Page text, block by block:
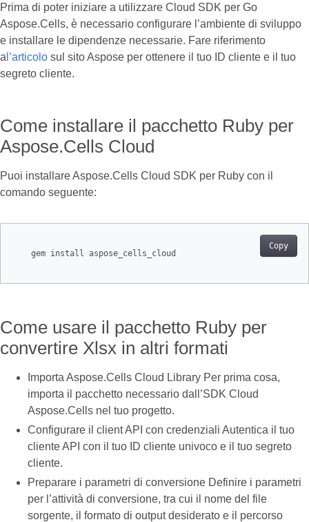
Prima di poter iniziare a utilizzare Cloud SDK per Go
Aspose.Cells, è necessario configurare l’ambiente di sviluppo
e installare le dipendenze necessarie. Fare riferimento
a l’articolo sul sito Aspose per ottenere il tuo ID cliente e il tuo
segreto cliente.
Come installare il pacchetto Ruby per
Aspose.Cells Cloud
Puoi installare Aspose.Cells Cloud SDK per Ruby con il
comando seguente:
Copy
    gem install aspose_cells_cloud
Come usare il pacchetto Ruby per
convertire Xlsx in altri formati
Importa Aspose.Cells Cloud Library Per prima cosa,
importa il pacchetto necessario dall’SDK Cloud
Aspose.Cells nel tuo progetto.
Configurare il client API con credenziali Autentica il tuo
cliente API con il tuo ID cliente univoco e il tuo segreto
cliente.
Preparare i parametri di conversione Definire i parametri
per l’attività di conversione, tra cui il nome del file
sorgente, il formato di output desiderato e il percorso